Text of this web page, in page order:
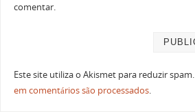
comentar.
Este site utiliza o Akismet para reduzir spam.
em comentários são processados.